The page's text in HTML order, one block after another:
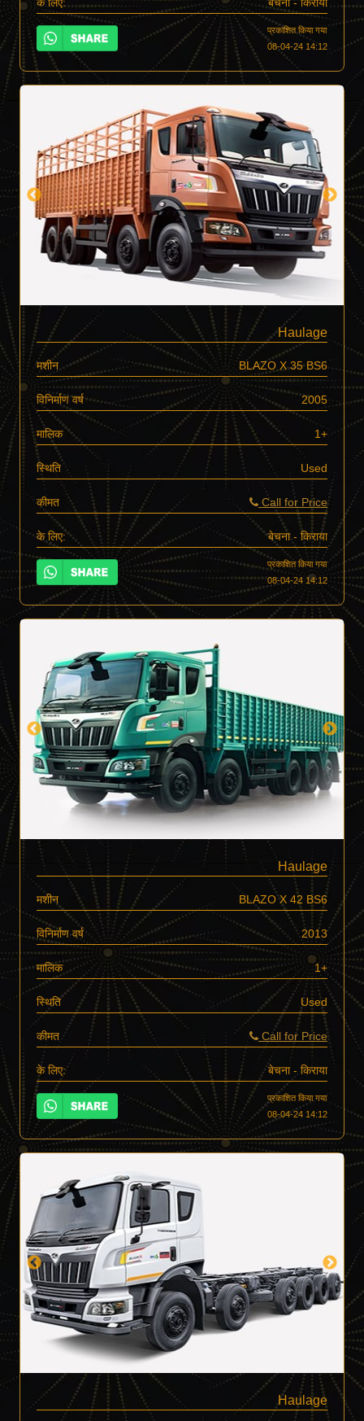
प्रकाशित किया गया
08-04-24 14:12
Haulage
मशीन BLAZO X 35 BS6
विनिर्माण वर्ष 2005
मालिक 1+
स्थिति Used
कीमत Call for Price
के लिए: बेचना - किराया
प्रकाशित किया गया
08-04-24 14:12
Haulage
मशीन BLAZO X 42 BS6
विनिर्माण वर्ष 2013
मालिक 1+
स्थिति Used
कीमत Call for Price
के लिए: बेचना - किराया
प्रकाशित किया गया
08-04-24 14:12
Haulage